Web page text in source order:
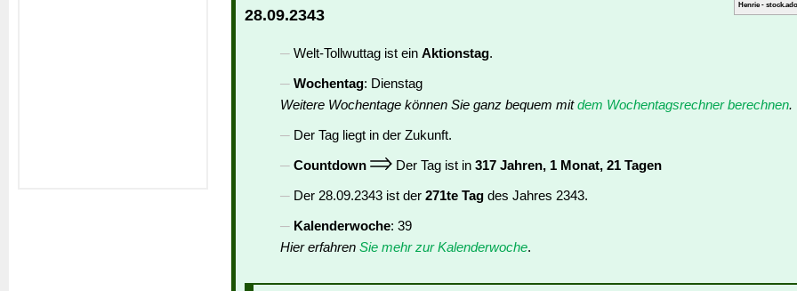
Henrie -
28.09.2343
Welt-Tollwuttag ist ein Aktionstag.
Wochentag: Dienstag
Weitere Wochentage können Sie ganz bequem mitdem Wochentagsrechner berechnen.
Der Tag liegt in der Zukunft.
Countdown
Der Tag ist in 317 Jahren, 1 Monat, 21 Tagen
Der 28.09.2343 ist der 271te Tag des Jahres 2343.
Kalenderwoche: 39
Hier erfahren Sie mehr zur Kalenderwoche.